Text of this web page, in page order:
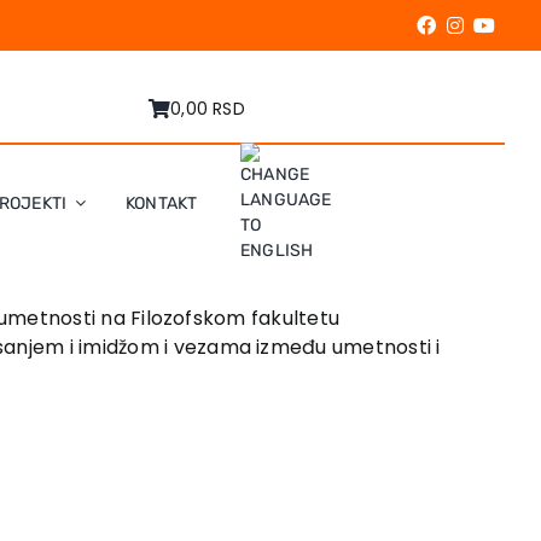
0,00 RSD
KONTAKT
na Filozofskom fakultetu
i imidžom i vezama između umetnosti i